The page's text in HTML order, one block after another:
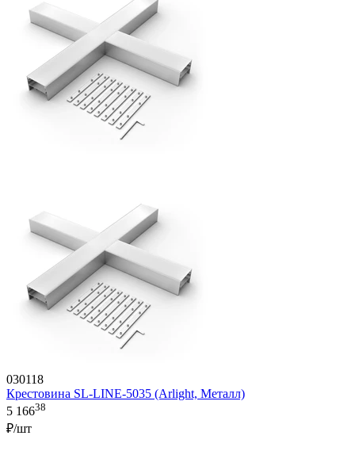
030118
Крестовина SL-LINE-5035 (Arlight, Металл)
5 16638
₽/шт